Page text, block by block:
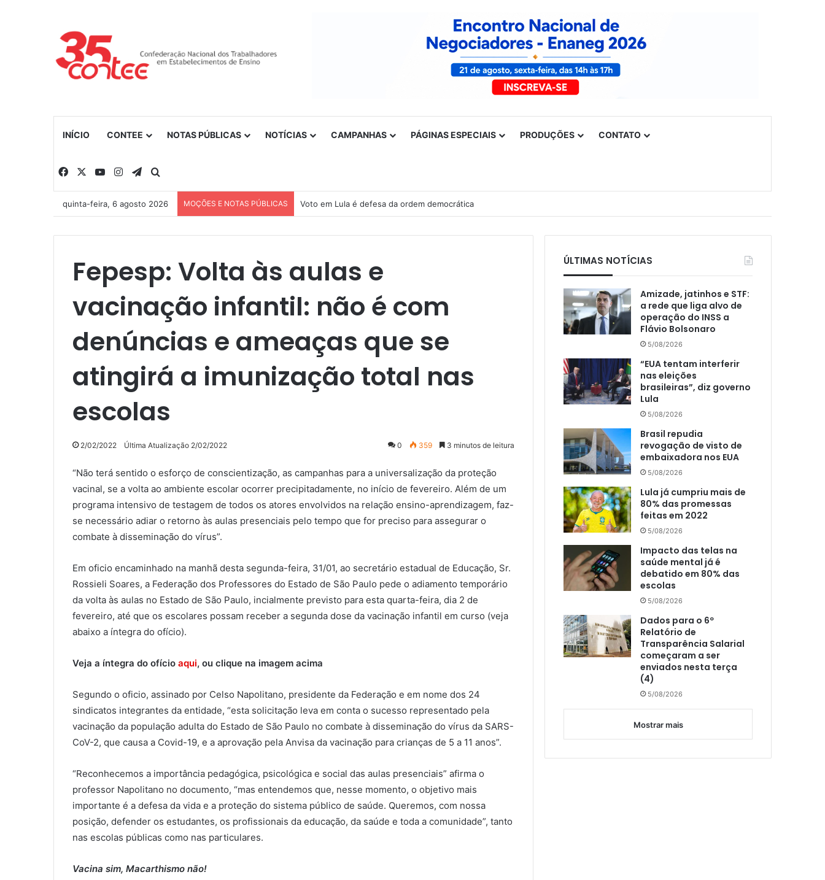
INÍCIO CONTEE NOTAS PÚBLICAS NOTÍCIAS CAMPANHAS PÁGINAS ESPECIAIS PRODUÇÕES CONTATO
Facebook YouTubeInstagramTelegram
quinta-feira, 6 agosto 2026 MOÇÕES E NOTAS PÚBLICAS Voto em Lula é defesa da ordem democrática
Fepesp: Volta às aulas e
vacinação infantil: não é com
denúncias e ameaças que se
atingirá a imunização total nas
escolas
2/02/2022 Última Atualização 2/02/2022 0 359 3 minutos de leitura
“Não terá sentido o esforço de conscientização, as campanhas para a universalização da proteção
vacinal, se a volta ao ambiente escolar ocorrer precipitadamente, no início de fevereiro. Além de um
programa intensivo de testagem de todos os atores envolvidos na relação ensino-aprendizagem, faz-
se necessário adiar o retorno às aulas presenciais pelo tempo que for preciso para assegurar o
combate à disseminação do vírus”.
Em oficio encaminhado na manhã desta segunda-feira, 31/01, ao secretário estadual de Educação, Sr.
Rossieli Soares, a Federação dos Professores do Estado de São Paulo pede o adiamento temporário
da volta às aulas no Estado de São Paulo, incialmente previsto para esta quarta-feira, dia 2 de
fevereiro, até que os escolares possam receber a segunda dose da vacinação infantil em curso (veja
abaixo a íntegra do ofício).
Veja a íntegra do ofício aqui, ou clique na imagem acima
Segundo o oficio, assinado por Celso Napolitano, presidente da Federação e em nome dos 24
sindicatos integrantes da entidade, “esta solicitação leva em conta o sucesso representado pela
vacinação da população adulta do Estado de São Paulo no combate à disseminação do vírus da SARS-
CoV-2, que causa a Covid-19, e a aprovação pela Anvisa da vacinação para crianças de 5 a 11 anos”.
“Reconhecemos a importância pedagógica, psicológica e social das aulas presenciais” afirma o
professor Napolitano no documento, “mas entendemos que, nesse momento, o objetivo mais
importante é a defesa da vida e a proteção do sistema público de saúde. Queremos, com nossa
posição, defender os estudantes, os profissionais da educação, da saúde e toda a comunidade”, tanto
nas escolas públicas como nas particulares.
Vacina sim, Macarthismo não!
ÚLTIMAS NOTÍCIAS
Amizade, jatinhos e STF:
a rede que liga alvo de
operação do INSS a
Flávio Bolsonaro
5/08/2026
“EUA tentam interferir
nas eleições
brasileiras”, diz governo
Lula
5/08/2026
Brasil repudia
revogação de visto de
embaixadora nos EUA
5/08/2026
Lula já cumpriu mais de
80% das promessas
feitas em 2022
5/08/2026
Impacto das telas na
saúde mental já é
debatido em 80% das
escolas
5/08/2026
Dados para o 6º
Relatório de
Transparência Salarial
começaram a ser
enviados nesta terça
(4)
5/08/2026
Mostrar mais